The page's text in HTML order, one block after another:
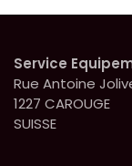
Service
Rue Antoine
1227 CAROUGE
SUISSE